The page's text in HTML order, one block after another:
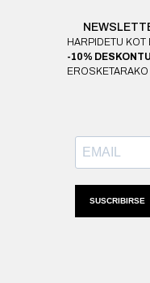
HARPIDETU KOT
-10%
EROSKETARAKO
SUSCRIBIRSE